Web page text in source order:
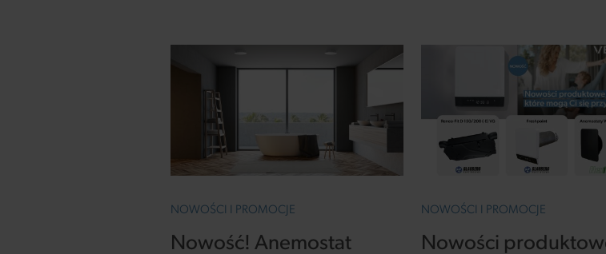
NOWOŚCI I PROMOCJE
Nowość! Anemostat
NOWOŚCI I PROMOCJE
Nowości